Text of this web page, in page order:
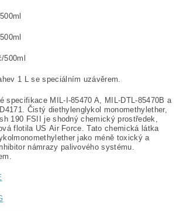
500ml
1 L se speciálním uzávěrem.
specifikace MIL-I-85470 A, MIL-DTL-85470B a
Čistý diethylenglykol monomethylether,
190 FSII je shodný chemický prostředek,
flotila US Air Force. Tato chemická látka
jako méně toxický a
námrazy palivového systému.